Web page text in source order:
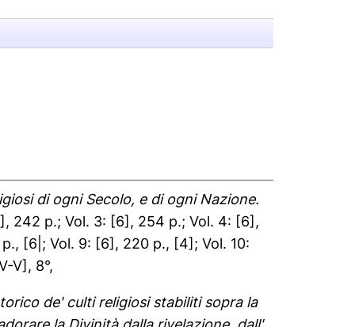
di ogni Secolo, e di ogni Nazione.
242 p.; Vol. 3: [6], 254 p.; Vol. 4: [6],
[6|; Vol. 9: [6], 220 p., [4]; Vol. 10:
V], 8°,
de' culti religiosi stabiliti sopra la